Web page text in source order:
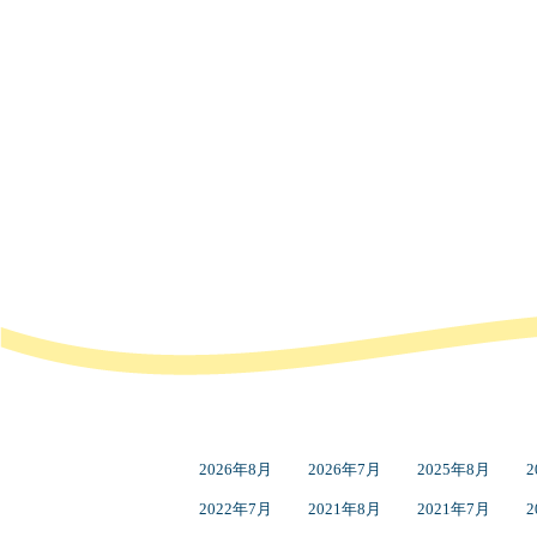
2026年8月 2026年7月 2025年8月
2022年7月 2021年8月 2021年7月